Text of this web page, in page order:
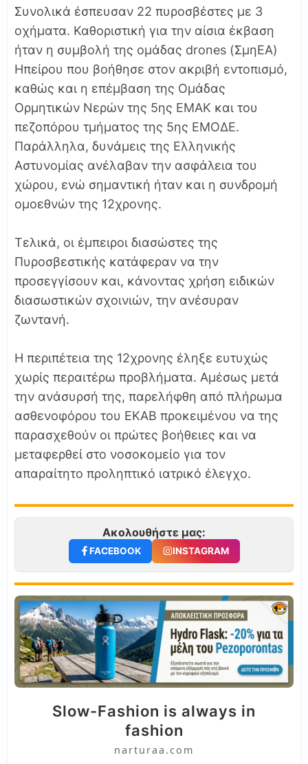
Συνολικά έσπευσαν 22 πυροσβέστες με 3
οχήματα. Καθοριστική για την αίσια έκβαση
ήταν η συμβολή της ομάδας drones (ΣμηΕΑ)
Ηπείρου που βοήθησε στον ακριβή εντοπισμό,
καθώς και η επέμβαση της Ομάδας
Ορμητικών Νερών της 5ης ΕΜΑΚ και του
πεζοπόρου τμήματος της 5ης ΕΜΟΔΕ.
Παράλληλα, δυνάμεις της Ελληνικής
Αστυνομίας ανέλαβαν την ασφάλεια του
χώρου, ενώ σημαντική ήταν και η συνδρομή
ομοεθνών της 12χρονης.
Τελικά, οι έμπειροι διασώστες της
Πυροσβεστικής κατάφεραν να την
προσεγγίσουν και, κάνοντας χρήση ειδικών
διασωστικών σχοινιών, την ανέσυραν
ζωντανή.
Η περιπέτεια της 12χρονης έληξε ευτυχώς
χωρίς περαιτέρω προβλήματα. Αμέσως μετά
την ανάσυρσή της, παρελήφθη από πλήρωμα
ασθενοφόρου του ΕΚΑΒ προκειμένου να της
παρασχεθούν οι πρώτες βοήθειες και να
μεταφερθεί στο νοσοκομείο για τον
απαραίτητο προληπτικό ιατρικό έλεγχο.
Ακολουθήστε μας:
FACEBOOK INSTAGRAM
Slow-Fashion is always in
fashion
narturaa.com